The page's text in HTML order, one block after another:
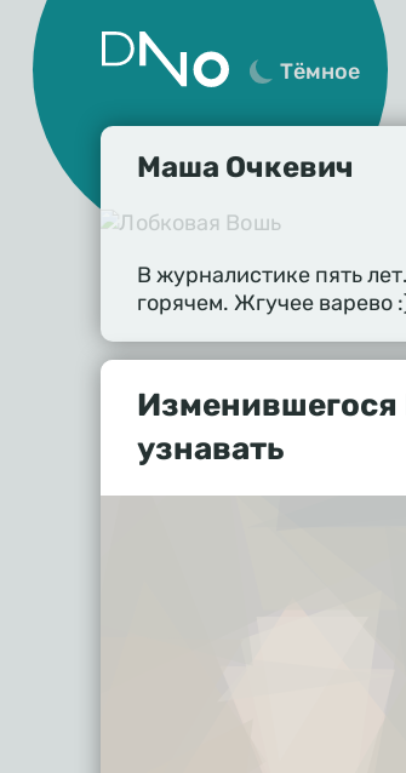
Тёмное
Маша Очкевич
В журналистике пять
горячем. Жгучее варево
узнавать